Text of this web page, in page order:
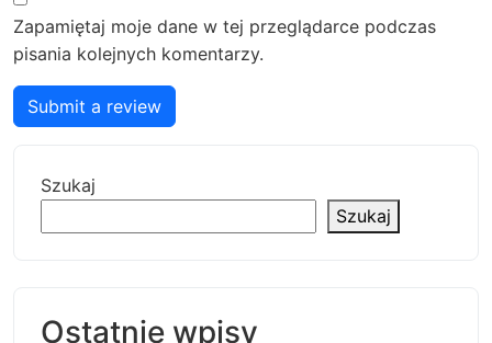
Zapamiętaj moje dane w tej przeglądarce podczas
pisania kolejnych komentarzy.
Submit a review
Szukaj
Szukaj
Ostatnie wpisy